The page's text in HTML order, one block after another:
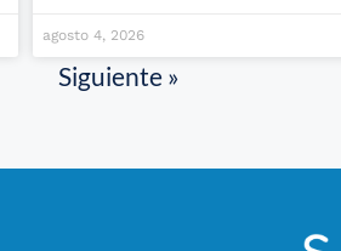
agosto 4, 2026
Siguiente »